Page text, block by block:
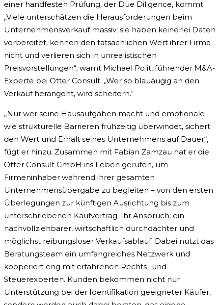
einer handfesten Prüfung, der Due Diligence, kommt.
„Viele unterschätzen die Herausforderungen beim
Unternehmensverkauf massiv; sie haben keinerlei Daten
vorbereitet, kennen den tatsächlichen Wert ihrer Firma
nicht und verlieren sich in unrealistischen
Preisvorstellungen“, warnt Michael Polit, führender M&A-
Experte bei Otter Consult. „Wer so blauäugig an den
Verkauf herangeht, wird scheitern.“
„Nur wer seine Hausaufgaben macht und emotionale
wie strukturelle Barrieren frühzeitig überwindet, sichert
den Wert und Erhalt seines Unternehmens auf Dauer“,
fügt er hinzu. Zusammen mit Fabian Zamzau hat er die
Otter Consult GmbH ins Leben gerufen, um
Firmeninhaber während ihrer gesamten
Unternehmensübergabe zu begleiten – von den ersten
Überlegungen zur künftigen Ausrichtung bis zum
unterschriebenen Kaufvertrag. Ihr Anspruch: ein
nachvollziehbarer, wirtschaftlich durchdachter und
möglichst reibungsloser Verkaufsablauf. Dabei nutzt das
Beratungsteam ein umfangreiches Netzwerk und
kooperiert eng mit erfahrenen Rechts- und
Steuerexperten. Kunden bekommen nicht nur
Unterstützung bei der Identifikation geeigneter Käufer,